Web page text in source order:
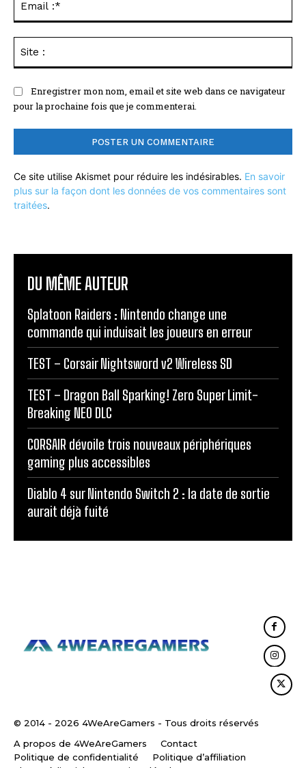
Enregistrer mon nom, email et site web dans ce navigateur
pour la prochaine fois que je commenterai.
Ce site utilise Akismet pour réduire les indésirables. En savoir
plus sur la façon dont les données de vos commentaires sont
traitées.
DU MÊME AUTEUR
Splatoon Raiders : Nintendo change une
commande qui induisait les joueurs en erreur
TEST – Corsair Nightsword v2 Wireless SD
TEST – Dragon Ball Sparking! Zero Super Limit-
Breaking NEO DLC
CORSAIR dévoile trois nouveaux périphériques
gaming plus accessibles
Diablo 4 sur Nintendo Switch 2 : la date de sortie
aurait déjà fuité
© 2014 - 2026 4WeAreGamers - Tous droits réservés
A propos de 4WeAreGamers
Contact
Politique de confidentialité
Politique d’affiliation